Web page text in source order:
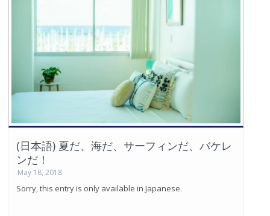
(日本語) 夏だ、海だ、サーフィンだ、バケレ
ンだ！
May 18, 2018
Sorry, this entry is only available in Japanese.